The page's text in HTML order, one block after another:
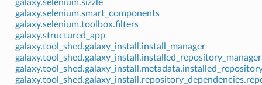
galaxy.selenium.sizzle
galaxy.selenium.smart_components
galaxy.selenium.toolbox.filters
galaxy.structured_app
galaxy.tool_shed.galaxy_install.install_manager
galaxy.tool_shed.galaxy_install.installed_repository_manager